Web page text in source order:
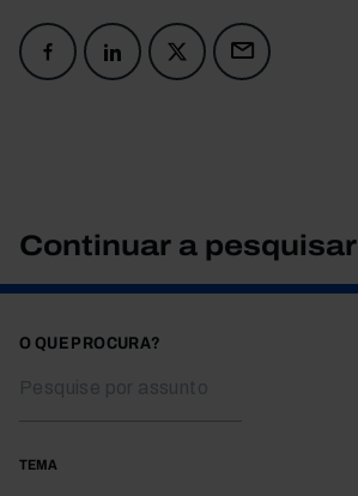
Continuar a pesquisar
O QUE PROCURA?
TEMA